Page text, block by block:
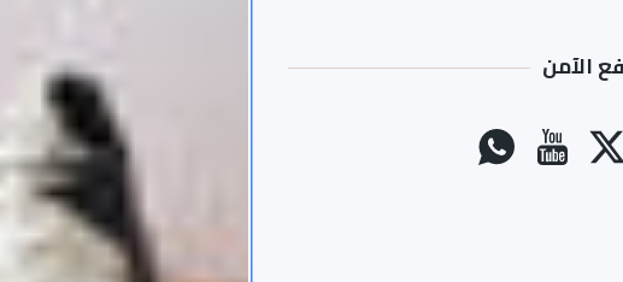
الآمن
تيك توك تويتر موقع يوتيوب